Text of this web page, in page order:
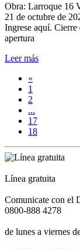
Obra: Larroque 16
21 de octubre de
Ingrese aquí. Cierre
apertura
Leer más
«
1
2
...
17
18
Línea gratuita
Comunicate con el
0800-888 4278
de lunes a viernes